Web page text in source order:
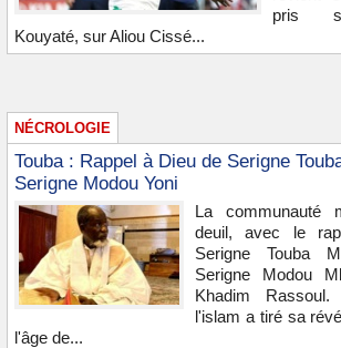
pris
Kouyaté, sur Aliou Cissé...
NÉCROLOGIE
Touba : Rappel à Dieu de Serigne
Serigne Modou Yoni
La communauté
deuil, avec le
Serigne Touba
Serigne Modou
Khadim
l'islam a tiré sa
l'âge de...